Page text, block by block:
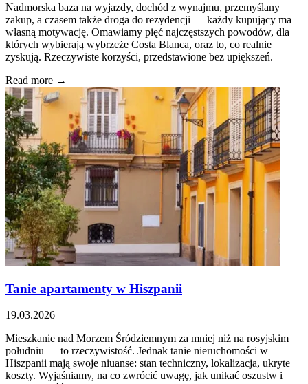
Nadmorska baza na wyjazdy, dochód z wynajmu, przemyślany
zakup, a czasem także droga do rezydencji — każdy kupujący ma
własną motywację. Omawiamy pięć najczęstszych powodów, dla
których wybierają wybrzeże Costa Blanca, oraz to, co realnie
zyskują. Rzeczywiste korzyści, przedstawione bez upiększeń.
Read more →
Tanie apartamenty w Hiszpanii
19.03.2026
Mieszkanie nad Morzem Śródziemnym za mniej niż na rosyjskim
południu — to rzeczywistość. Jednak tanie nieruchomości w
Hiszpanii mają swoje niuanse: stan techniczny, lokalizacja, ukryte
koszty. Wyjaśniamy, na co zwrócić uwagę, jak unikać oszustw i